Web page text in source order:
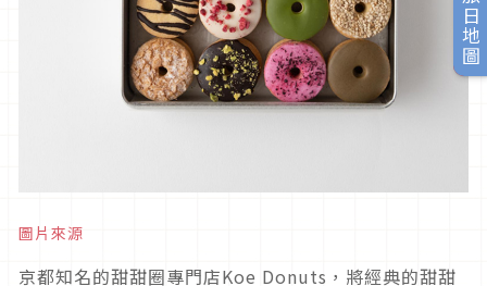
旅日地圖
圖片來源
京都知名的甜甜圈專門店Koe Donuts，將經典的甜甜